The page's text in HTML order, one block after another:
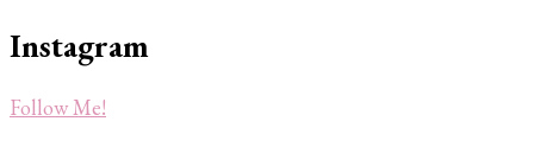
Instagram
Follow Me!